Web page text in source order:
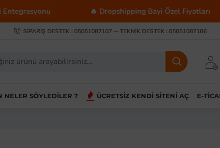
🔥 Dropshipping Bayi Özel Fiyatları
SIPARIŞ DESTEK : 05051087107 -- TEKNIK DESTEK : 05051087106
NELER SÖYLEDILER ? ÜCRETSIZ KENDI SITENI AÇ E-